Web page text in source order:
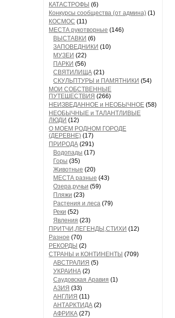
КАТАСТРОФЫ (6)
Конкурсы сообщества (от админа) (1)
КОСМОС (11)
МЕСТА рукотворные (146)
ВЫСТАВКИ (6)
ЗАПОВЕДНИКИ (10)
МУЗЕИ (22)
ПАРКИ (56)
СВЯТИЛИЩА (21)
СКУЛЬПТУРЫ и ПАМЯТНИКИ (54)
МОИ СОБСТВЕННЫЕ
ПУТЕШЕСТВИЯ (266)
НЕИЗВЕДАННОЕ и НЕОБЫЧНОЕ (58)
НЕОБЫЧНЫЕ и ТАЛАНТЛИВЫЕ
ЛЮДИ (12)
О МОЕМ РОДНОМ ГОРОДЕ
(ДЕРЕВНЕ) (17)
ПРИРОДА (291)
Водопады (17)
Горы (35)
Животные (20)
МЕСТА разные (43)
Озера,ручьи (59)
Пляжи (23)
Растения и леса (79)
Реки (52)
Явления (23)
ПРИТЧИ,ЛЕГЕНДЫ,СТИХИ (12)
Разное (70)
РЕКОРДЫ (2)
СТРАНЫ и КОНТИНЕНТЫ (709)
АВСТРАЛИЯ (5)
УКРАИНА (2)
Саудовская Аравия (1)
АЗИЯ (33)
АНГЛИЯ (11)
АНТАРКТИДА (2)
АФРИКА (27)